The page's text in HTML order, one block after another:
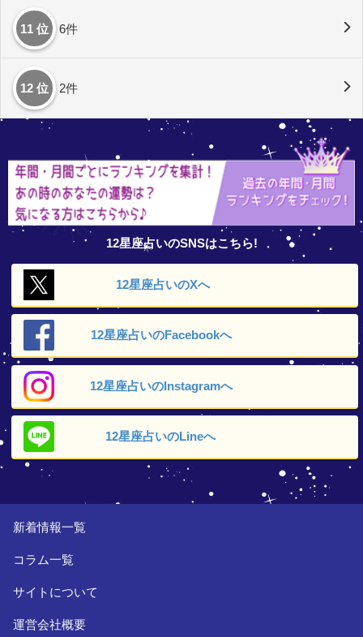
11 位 6件
12 位 2件
12星座占いのSNSはこちら!
12星座占いのXへ
12星座占いのFacebookへ
12星座占いのInstagramへ
12星座占いのLineへ
新着情報一覧
コラム一覧
サイトについて
運営会社概要